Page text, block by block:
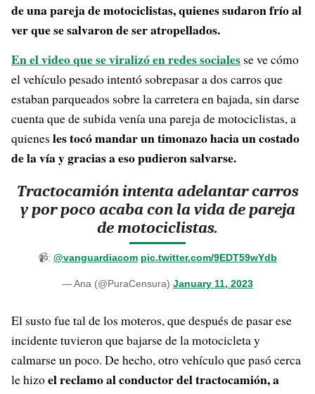
de una pareja de motociclistas, quienes sudaron frío al
ver que se salvaron de ser atropellados.
En el video que se viralizó en redes sociales se ve cómo
el vehículo pesado intentó sobrepasar a dos carros que
estaban parqueados sobre la carretera en bajada, sin darse
cuenta que de subida venía una pareja de motociclistas, a
quienes les tocó mandar un timonazo hacia un costado
de la vía y gracias a eso pudieron salvarse.
Tractocamión intenta adelantar carros
y por poco acaba con la vida de pareja
de motociclistas.
📹: @vanguardiacom pic.twitter.com/9EDT59wYdb
— Ana (@PuraCensura) January 11, 2023
El susto fue tal de los moteros, que después de pasar ese
incidente tuvieron que bajarse de la motocicleta y
calmarse un poco. De hecho, otro vehículo que pasó cerca
le hizoel reclamo al conductor del tractocamión, a